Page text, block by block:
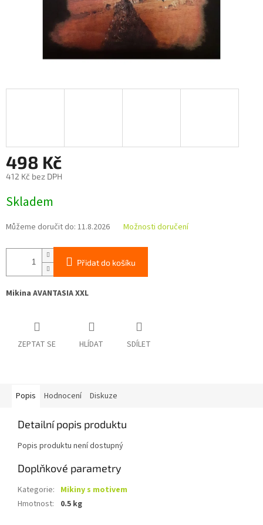
498 Kč
412 Kč bez DPH
cena:
Skladem
Můžeme doručit do: 11.8.2026 Možnosti doručení
Přidat do košíku
Mikina AVANTASIA XXL
ZEPTAT SE HLÍDAT SDÍLET
Popis Hodnocení Diskuze
Detailní popis produktu
Popis produktu není dostupný
Doplňkové parametry
Kategorie: Mikiny s motivem
Hmotnost: 0.5 kg